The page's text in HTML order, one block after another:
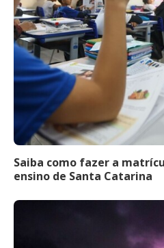
Saiba como fazer a
ensino de Santa Catarina